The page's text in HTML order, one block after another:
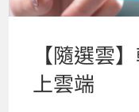
【隨選雲
上雲端